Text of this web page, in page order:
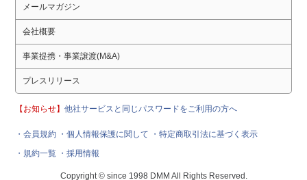
メールマガジン
会社概要
事業提携・事業譲渡(M&A)
プレスリリース
【お知らせ】他社サービスと同じパスワードをご利用の方へ
・会員規約 ・個人情報保護に関して
・特定商取引法に基づく表示
・規約一覧 ・採用情報
Copyright © since 1998 DMM All Rights Reserved.